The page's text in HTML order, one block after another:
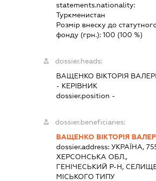
statements.nationality:
Туркменистан
Розмір внеску до
фонду (грн.):100 (100 %)
dossier.heads:
ВАЩЕНКО ВІКТОРІЯ
- КЕРІВНИК
dossier.position -
dossier.beneficiaries:
ВАЩЕНКО ВІКТОРІЯ
dossier.address:УКРАЇНА,
ХЕРСОНСЬКА ОБЛ.,
ГЕНІЧЕСЬКИЙ Р-Н,
МІСЬКОГО ТИПУ